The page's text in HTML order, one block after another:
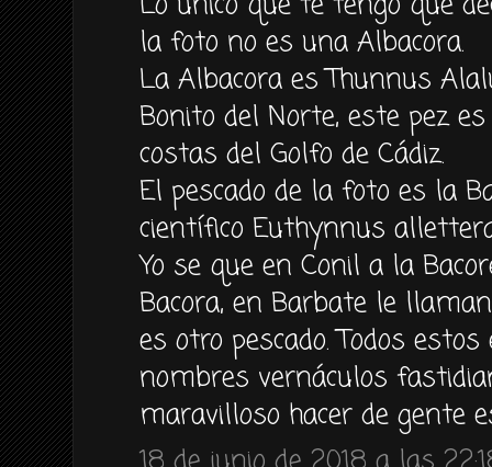
la foto no es una Albacora.
La Albacora es Thunnus
Bonito del Norte, este pez
costas del Golfo de Cádiz.
El pescado de la foto es la
científico Euthynnus
Yo se que en Conil a la
Bacora, en Barbate le
es otro pescado. Todos
nombres vernáculos
maravilloso hacer de gente